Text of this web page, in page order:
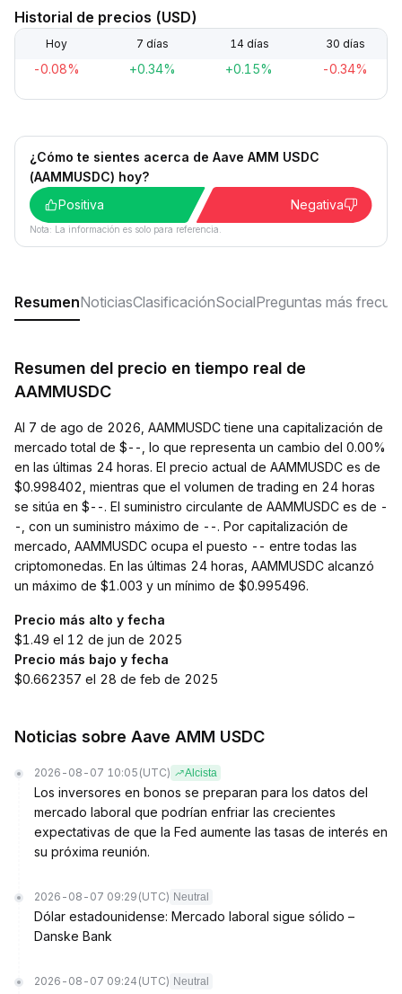
Historial de precios (USD)
Hoy 7 días 14 días 30 días
-0.08% +0.34% +0.15% -0.34%
¿Cómo te sientes acerca de Aave AMM USDC
(AAMMUSDC) hoy?
Positiva
Negativa
Nota: La información es solo para referencia.
ResumenNoticiasClasificaciónSocialPreguntas más
Resumen del precio en tiempo real de
AAMMUSDC
Al 7 de ago de 2026, AAMMUSDC tiene una capitalización de
mercado total de $--, lo que representa un cambio del 0.00%
en las últimas 24 horas. El precio actual de AAMMUSDC es de
$0.998402, mientras que el volumen de trading en 24 horas
se sitúa en $--. El suministro circulante de AAMMUSDC es de -
-, con un suministro máximo de --. Por capitalización de
mercado, AAMMUSDC ocupa el puesto -- entre todas las
criptomonedas. En las últimas 24 horas, AAMMUSDC alcanzó
un máximo de $1.003 y un mínimo de $0.995496.
Precio más alto y fecha
$1.49 el 12 de jun de 2025
Precio más bajo y fecha
$0.662357 el 28 de feb de 2025
Noticias sobre Aave AMM USDC
2026-08-07 10:05 (UTC) Alcista
Los inversores en bonos se preparan para los datos del
mercado laboral que podrían enfriar las crecientes
expectativas de que la Fed aumente las tasas de interés en
su próxima reunión.
2026-08-07 09:29 (UTC) Neutral
Dólar estadounidense: Mercado laboral sigue sólido –
Danske Bank
2026-08-07 09:24 (UTC) Neutral